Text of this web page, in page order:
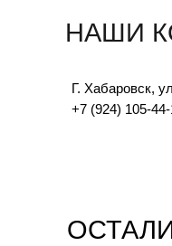
НАШИ
Г. Хабаровск,
+7 (924) 105-